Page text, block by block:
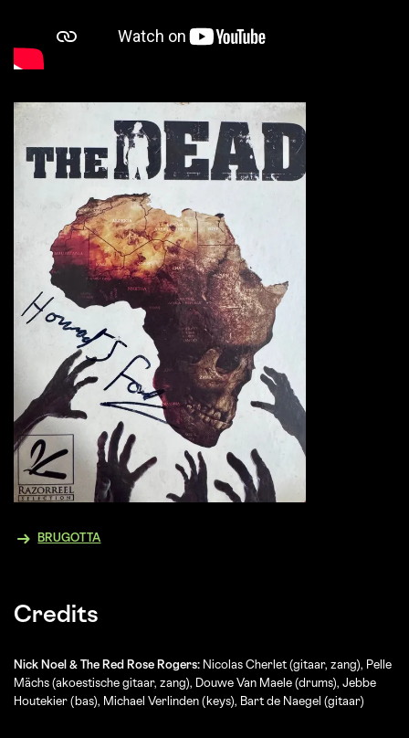
BRUGOTTA
Credits
Nick Noel & The Red Rose Rogers: Nicolas Cherlet (gitaar, zang), Pelle
Mächs (akoestische gitaar, zang), Douwe Van Maele (drums), Jebbe
Houtekier (bas), Michael Verlinden (keys), Bart de Naegel (gitaar)